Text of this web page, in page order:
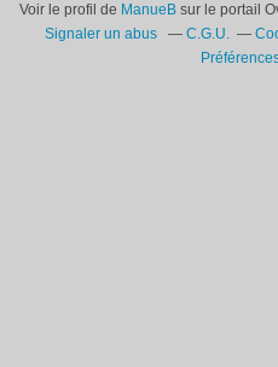
Voir le profil de ManueBsur le portail
Signaler un abus
C.G.U.